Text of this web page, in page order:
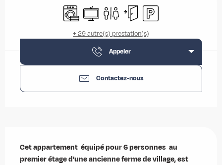
Lave lingeTélévisionToilettesEntrée indépendante
Parking
+ 29 autre(s) prestation(s)
Appeler
Contactez-nous
Cet appartement  équipé pour 6 personnes  au
premier étage d’une ancienne ferme de village, est